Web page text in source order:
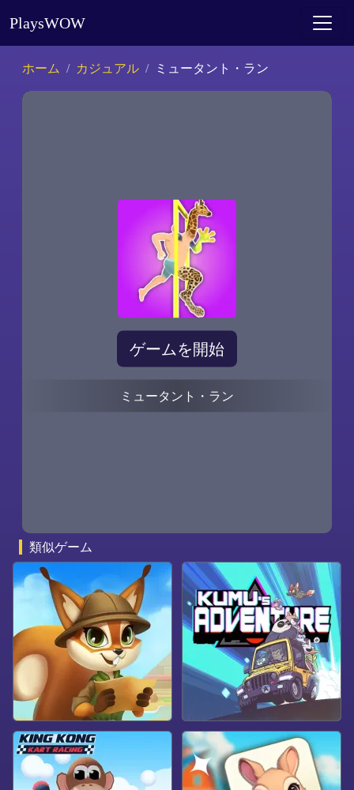
PlaysWOW
ホーム カジュアル ミュータント・ラン
ゲームを開始
ミュータント・ラン
類似ゲーム